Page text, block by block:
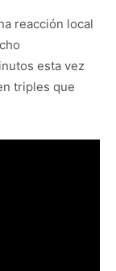
reacción local
esta vez
triples que